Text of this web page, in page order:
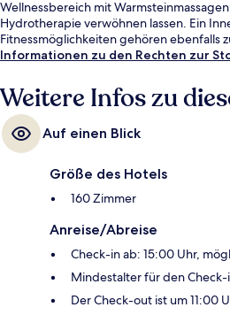
Wellnessbereich mit
Hydrotherapie verwöhnen lassen. Ein
Fitnessmöglichkeiten gehören ebenfalls
Informationen zu den Rechten zur
Weitere Infos zu
Auf einen Blick
Größe des Hotels
160 Zimmer
Anreise/Abreise
Check-in ab: 15:00 Uhr,
Mindestalter für den Check-
Der Check-out ist um 11:00